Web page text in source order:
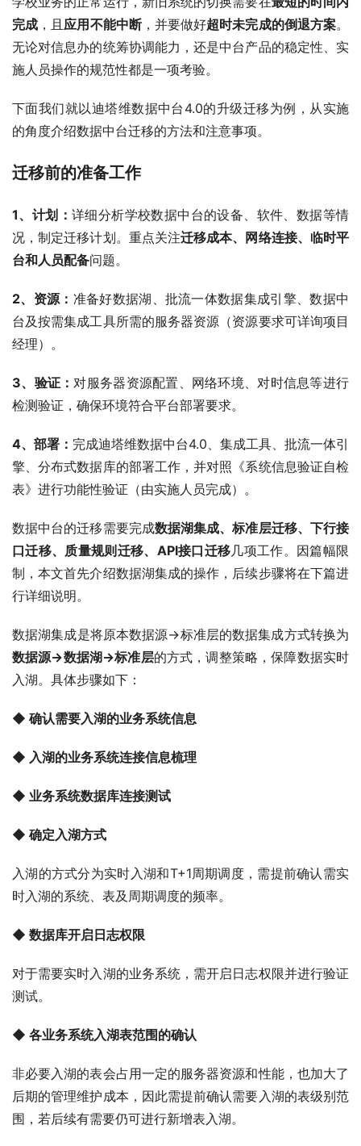
完成 ，且 应用不能中断，并要做好超时未完成的倒退方案。
无论对信息办的统筹协调能力，还是中台产品的稳定性、实
施人员操作的规范性都是一项考验。
下面我们就以迪塔维数据中台4.0的升级迁移为例，从实施
的角度介绍数据中台迁移的方法和注意事项。
迁移前的准备工作
1、计划： 详细分析学校数据中台的设备、软件、数据等情
况，制定迁移计划。重点关注迁移成本、网络连接、临时平
台和人员配备问题。
2、资源： 准备好数据湖、批流一体数据集成引擎、数据中
台及按需集成工具所需的服务器资源（资源要求可详询项目
经理）。
3、验证： 对服务器资源配置、网络环境、对时信息等进行
检测验证，确保环境符合平台部署要求。
4、部署： 完成迪塔维数据中台4.0、集成工具、批流一体引
擎、分布式数据库的部署工作，并对照《系统信息验证自检
表》进行功能性验证（由实施人员完成）。
数据中台的迁移需要完成数据湖集成、标准层迁移、下行接
口迁移、质量规则迁移、API接口迁移几项工作。因篇幅限
制，本文首先介绍数据湖集成的操作，后续步骤将在下篇进
行详细说明。
数据湖集成是将原本数据源->标准层的数据集成方式转换为
数据源->数据湖->标准层的方式，调整策略，保障数据实时
入湖。具体步骤如下：
◆ 确认需要入湖的业务系统信息
◆ 入湖的业务系统连接信息梳理
◆ 业务系统数据库连接测试
◆ 确定入湖方式
入湖的方式分为实时入湖和T+1周期调度，需提前确认需实
时入湖的系统、表及周期调度的频率。
◆ 数据库开启日志权限
对于需要实时入湖的业务系统，需开启日志权限并进行验证
测试。
◆ 各业务系统入湖表范围的确认
非必要入湖的表会占用一定的服务器资源和性能，也加大了
后期的管理维护成本，因此需提前确认需要入湖的表级别范
围，若后续有需要仍可进行新增表入湖。